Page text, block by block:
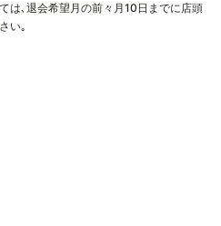
は､退会希望月の前々月10日までに店頭
い｡